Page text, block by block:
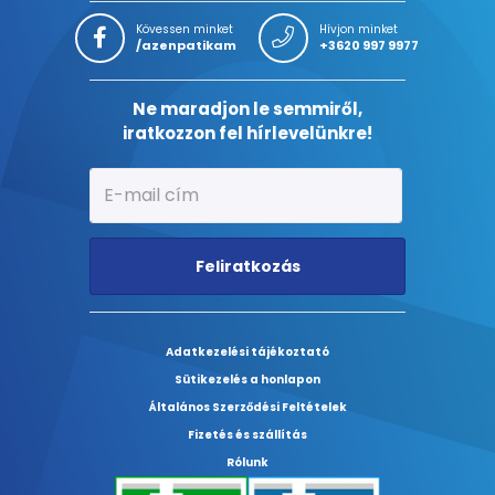
Kövessen minket
/azenpatikam
Hívjon minket
+3620 997 9977
Ne maradjon le semmiről,
iratkozzon fel hírlevelünkre!
Feliratkozás
Adatkezelési tájékoztató
Sütikezelés a honlapon
Általános Szerződési Feltételek
Fizetés és szállítás
Rólunk